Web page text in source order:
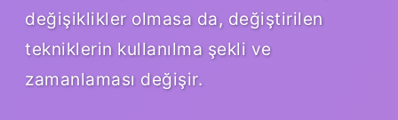
değişiklikler olmasa da, değiştirilen
tekniklerin kullanılma şekli ve
zamanlaması değişir.